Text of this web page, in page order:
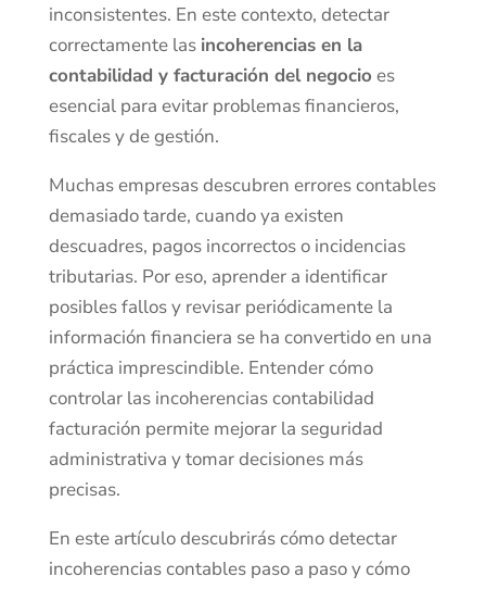
inconsistentes. En este contexto, detectar
correctamente las incoherencias en la
contabilidad y facturación del negocio es
esencial para evitar problemas financieros,
fiscales y de gestión.
Muchas empresas descubren errores contables
demasiado tarde, cuando ya existen
descuadres, pagos incorrectos o incidencias
tributarias. Por eso, aprender a identificar
posibles fallos y revisar periódicamente la
información financiera se ha convertido en una
práctica imprescindible. Entender cómo
controlar las incoherencias contabilidad
facturación permite mejorar la seguridad
administrativa y tomar decisiones más
precisas.
En este artículo descubrirás cómo detectar
incoherencias contables paso a paso y cómo